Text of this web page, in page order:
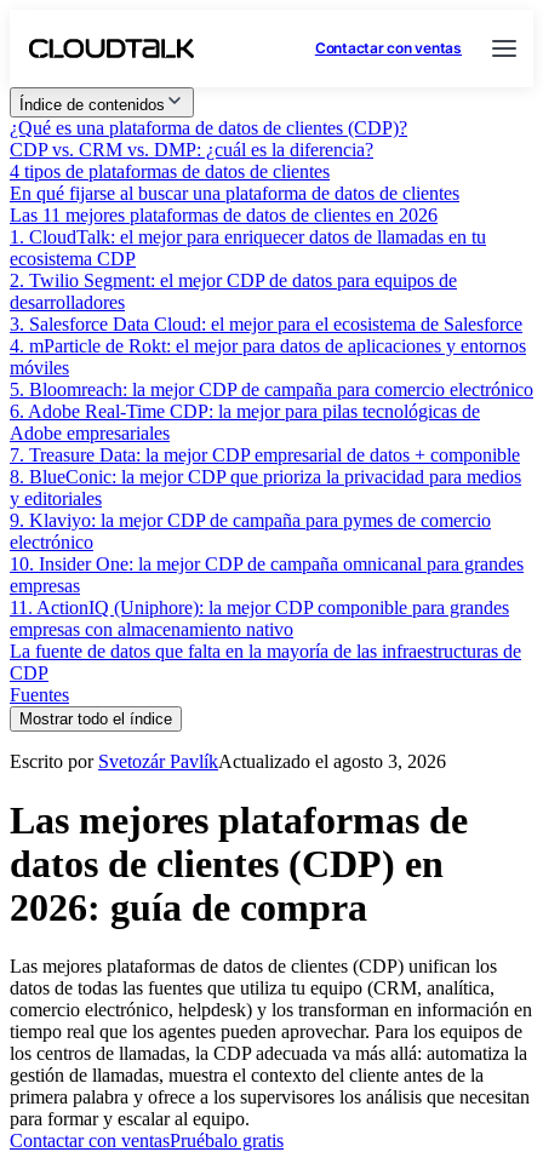
Contactar con ventas
Índice de contenidos
¿Qué es una plataforma de datos de clientes (CDP)?
CDP vs. CRM vs. DMP: ¿cuál es la diferencia?
4 tipos de plataformas de datos de clientes
En qué fijarse al buscar una plataforma de datos de clientes
Las 11 mejores plataformas de datos de clientes en 2026
1. CloudTalk: el mejor para enriquecer datos de llamadas en tu
ecosistema CDP
2. Twilio Segment: el mejor CDP de datos para equipos de
desarrolladores
3. Salesforce Data Cloud: el mejor para el ecosistema de Salesforce
4. mParticle de Rokt: el mejor para datos de aplicaciones y entornos
móviles
5. Bloomreach: la mejor CDP de campaña para comercio electrónico
6. Adobe Real-Time CDP: la mejor para pilas tecnológicas de
Adobe empresariales
7. Treasure Data: la mejor CDP empresarial de datos + componible
8. BlueConic: la mejor CDP que prioriza la privacidad para medios
y editoriales
9. Klaviyo: la mejor CDP de campaña para pymes de comercio
electrónico
10. Insider One: la mejor CDP de campaña omnicanal para grandes
empresas
11. ActionIQ (Uniphore): la mejor CDP componible para grandes
empresas con almacenamiento nativo
La fuente de datos que falta en la mayoría de las infraestructuras de
CDP
Fuentes
Mostrar todo el índice
Escrito por Svetozár PavlíkActualizado el agosto 3, 2026
Las mejores plataformas de
datos de clientes (CDP) en
2026: guía de compra
Las mejores plataformas de datos de clientes (CDP) unifican los
datos de todas las fuentes que utiliza tu equipo (CRM, analítica,
comercio electrónico, helpdesk) y los transforman en información en
tiempo real que los agentes pueden aprovechar. Para los equipos de
los centros de llamadas, la CDP adecuada va más allá: automatiza la
gestión de llamadas, muestra el contexto del cliente antes de la
primera palabra y ofrece a los supervisores los análisis que necesitan
para formar y escalar al equipo.
Contactar con ventasPruébalo gratis